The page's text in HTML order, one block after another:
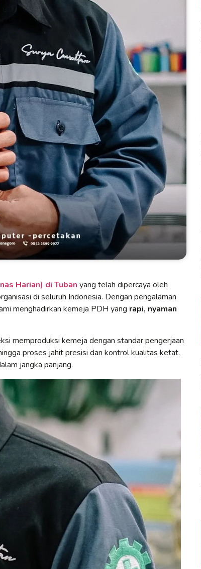
Harian) di Tuban yang telah dipercaya oleh
di seluruh Indonesia. Dengan pengalaman
menghadirkan kemeja PDH yang rapi, nyaman
memproduksi kemeja dengan standar pengerjaan
proses jahit presisi dan kontrol kualitas ketat.
jangka panjang.